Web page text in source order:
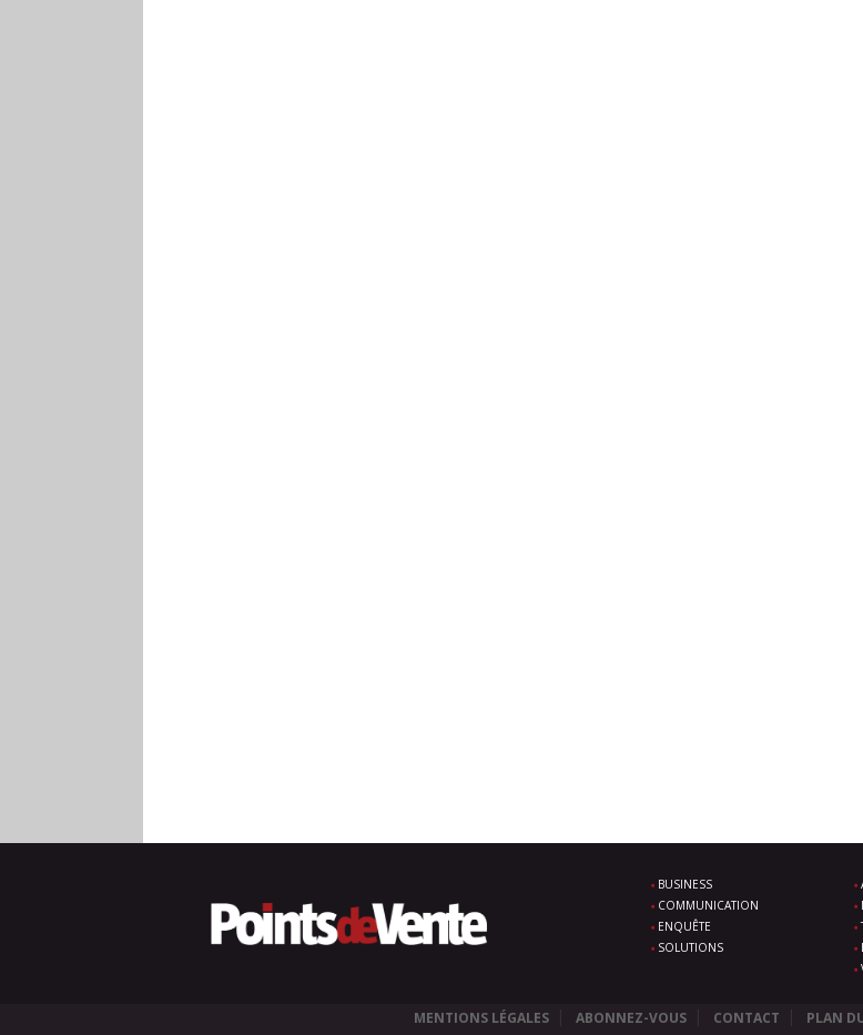
BUSINESS
COMMUNICATION
ENQUÊTE
SOLUTIONS
MENTIONS LÉGALES ABONNEZ-VOUS CONTACT PLAN